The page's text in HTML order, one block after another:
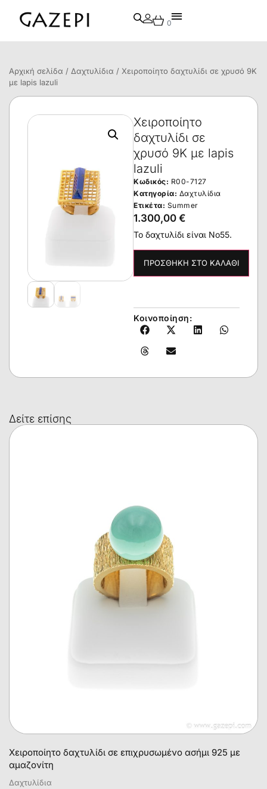
0
Αρχική σελίδα / Δαχτυλίδια / Χειροποίητο δαχτυλίδι σε χρυσό 9Κ
με lapis lazuli
Χειροποίητο
δαχτυλίδι σε
χρυσό 9Κ με lapis
lazuli
Κωδικός: R00-7127
Κατηγορία: Δαχτυλίδια
Ετικέτα: Summer
1.300,00 €
Το δαχτυλίδι είναι Νο55.
ΠΡΟΣΘΉΚΗ ΣΤΟ ΚΑΛΆΘΙ
Κοινοποίηση:
Δείτε επίσης
Χειροποίητο δαχτυλίδι σε επιχρυσωμένο ασήμι 925 με
αμαζονίτη
Δαχτυλίδια